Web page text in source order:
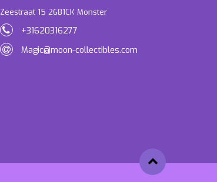
Zeestraat 15 2681CK Monster
+31620316277
Magic@moon-collectibles.com